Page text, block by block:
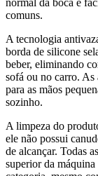
comuns.
A tecnologia
borda de silicone
beber, eliminando
sofá ou no carro. As
para as mãos
sozinho.
A limpeza do
ele não possui
de alcançar. Todas
superior da